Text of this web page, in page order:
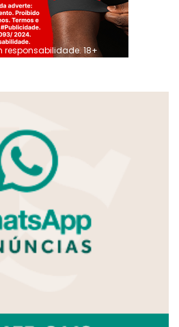
responsabilidade. 18+